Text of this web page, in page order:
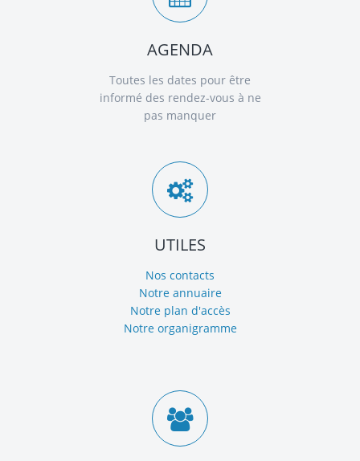
AGENDA
Toutes les dates pour être
informé des rendez-vous à ne
pas manquer
UTILES
Nos contacts
Notre annuaire
Notre plan d'accès
Notre organigramme